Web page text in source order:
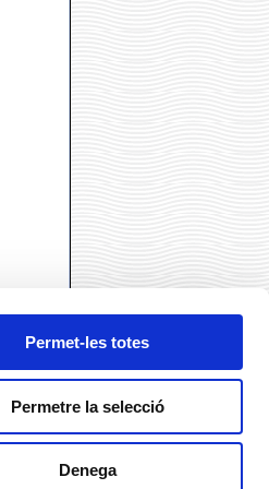
Permet-les totes
Permetre la selecció
Denega